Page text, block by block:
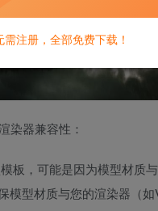
染器兼容性：
板，可能是因为模型材质
模型材质与您的渲染器（
注册，全部免费下载！